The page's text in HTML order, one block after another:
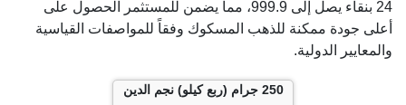
24 بنقاء يصل إلى 999.9، مما يضمن للمستثمر الحصول على
أعلى جودة ممكنة للذهب المسكوك وفقاً للمواصفات القياسية
والمعايير الدولية.
250 جرام (ربع كيلو) نجم الدين